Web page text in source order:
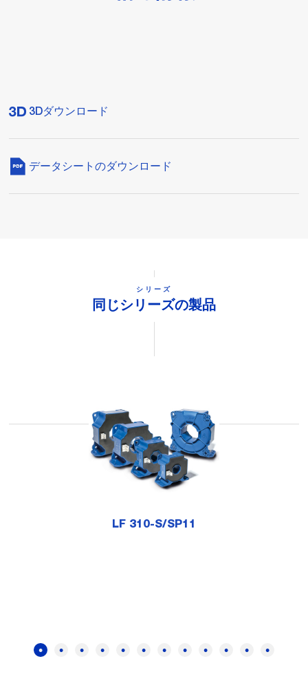
3Dダウンロード
データシートのダウンロード
シリーズ
同じシリーズの製品
LF 310-S/SP11